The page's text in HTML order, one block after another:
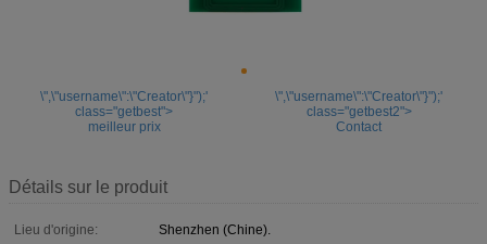
\",\"username\":\"Creator\"}");'
class="getbest">
meilleur prix
\",\"username\":\"Creator\"}");'
class="getbest2">
Contact
Détails sur le produit
Lieu d'origine:
Shenzhen (Chine).